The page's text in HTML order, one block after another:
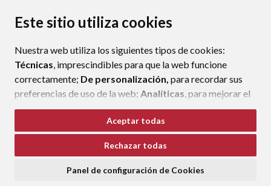
Este sitio utiliza cookies
Nuestra web utiliza los siguientes tipos de cookies:
Técnicas, imprescindibles para que la web funcione
correctamente; De personalización, para recordar sus
preferencias de uso de la web; Analíticas, para mejorar el
funcionamiento de la web y sus servicios.
Si acepta pulsando el botón“Aceptar todas”
consideramos que acepta su uso. Si pulsa el botón
ninguna acción, se guardarán las cookies técnicas
Aceptar todas
Rechazar todas
Panel de configuración de Cookies
PROTECCIÓN DE DATOS
POLÍTICA DE COOKIES